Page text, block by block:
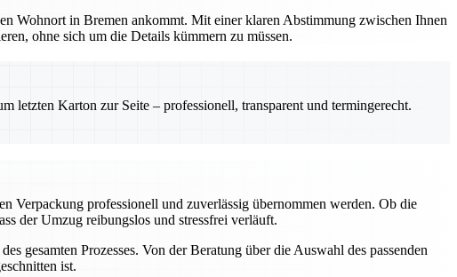
Wohnort in Bremen ankommt. Mit einer klaren Abstimmung zwischen Ihnen
ohne sich um die Details kümmern zu müssen.
letzten Karton zur Seite – professionell, transparent und termingerecht.
Verpackung professionell und zuverlässig übernommen werden. Ob die
der Umzug reibungslos und stressfrei verläuft.
gesamten Prozesses. Von der Beratung über die Auswahl des passenden
ist.